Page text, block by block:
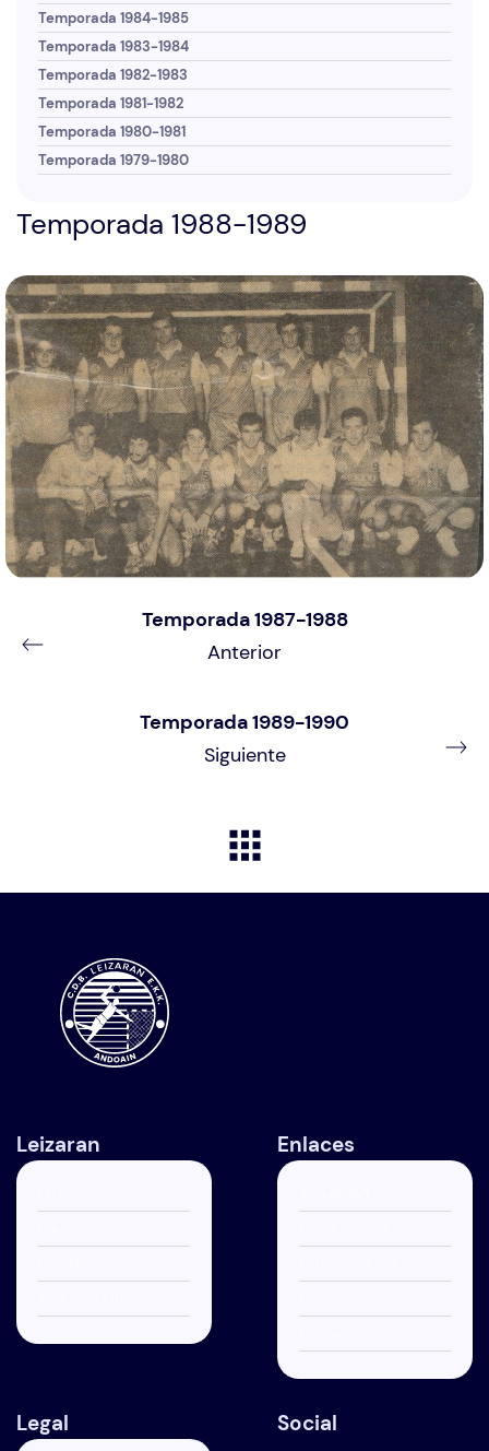
Temporada 1984-1985
Temporada 1983-1984
Temporada 1982-1983
Temporada 1981-1982
Temporada 1980-1981
Temporada 1979-1980
Temporada 1988-1989
Temporada 1987-1988
Anterior
Temporada 1989-1990
Siguiente
Leizaran Enlaces
Legal Social